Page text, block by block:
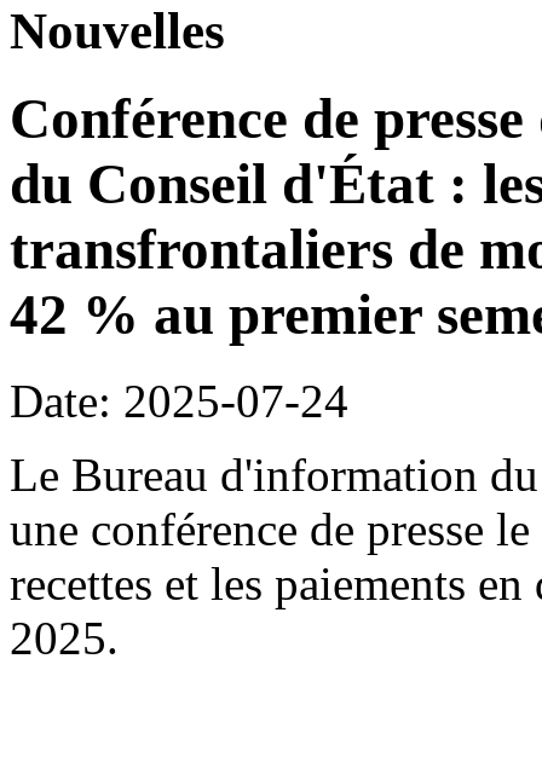
Nouvelles
Conférence de
du Conseil d'État :
transfrontaliers de
42 % au premier
Date: 2025-07-24
Le Bureau d'information
une conférence de presse
recettes et les paiements
2025.